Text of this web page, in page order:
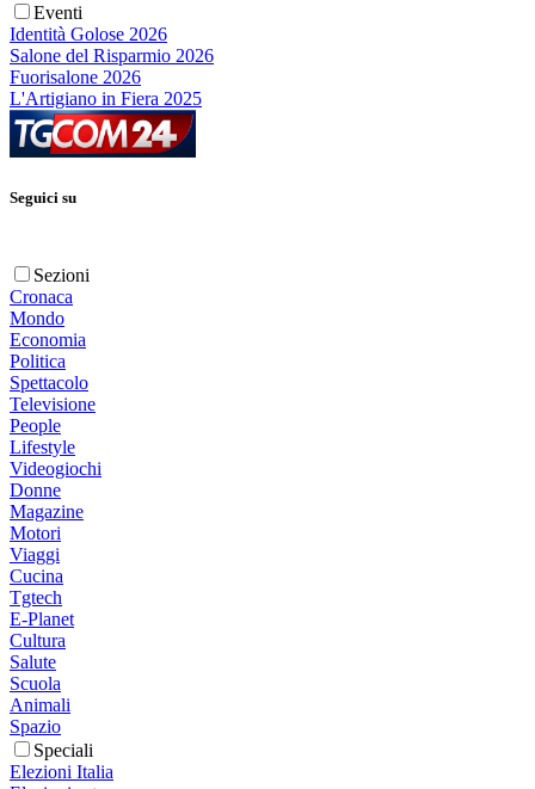
Eventi
Identità Golose 2026
Salone del Risparmio 2026
Fuorisalone 2026
L'Artigiano in Fiera 2025
Seguici su
Sezioni
Cronaca
Mondo
Economia
Politica
Spettacolo
Televisione
People
Lifestyle
Videogiochi
Donne
Magazine
Motori
Viaggi
Cucina
Tgtech
E-Planet
Cultura
Salute
Scuola
Animali
Spazio
Speciali
Elezioni Italia